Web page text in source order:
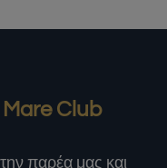
Mare Club
παρέα μας και